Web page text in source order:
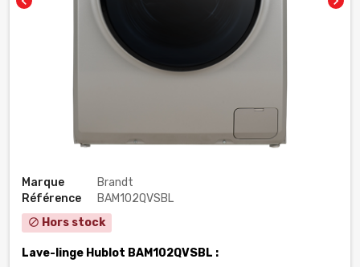
Marque
Brandt
Référence
BAM102QVSBL
block Hors stock
Lave-linge Hublot BAM102QVSBL :